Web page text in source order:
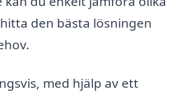
den bästa lösningen
med hjälp av ett